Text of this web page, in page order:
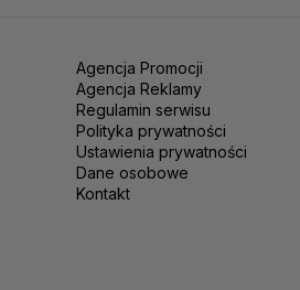
Agencja Promocji
Agencja Reklamy
Regulamin serwisu
Polityka prywatności
Ustawienia prywatności
Dane osobowe
Kontakt